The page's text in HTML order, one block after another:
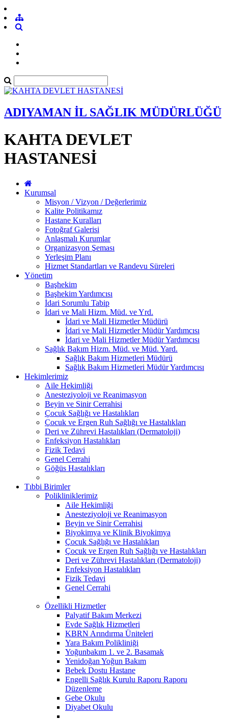
ADIYAMAN İL SAĞLIK MÜDÜRLÜĞÜ
KAHTA DEVLET
HASTANESİ
Kurumsal
Misyon / Vizyon / Değerlerimiz
Kalite Politikamız
Hastane Kuralları
Fotoğraf Galerisi
Anlaşmalı Kurumlar
Organizasyon Şeması
Yerleşim Planı
Hizmet Standartları ve Randevu Süreleri
Yönetim
Başhekim
Başhekim Yardımcısı
İdari Sorumlu Tabip
İdari ve Mali Hizm. Müd. ve Yrd.
İdari ve Mali Hizmetler Müdürü
İdari ve Mali Hizmetler Müdür Yardımcısı
İdari ve Mali Hizmetler Müdür Yardımcısı
Sağlık Bakım Hizm. Müd. ve Müd. Yard.
Sağlık Bakım Hizmetleri Müdürü
Sağlık Bakım Hizmetleri Müdür Yardımcısı
Hekimlerimiz
Aile Hekimliği
Anesteziyoloji ve Reanimasyon
Beyin ve Sinir Cerrahisi
Çocuk Sağlığı ve Hastalıkları
Çocuk ve Ergen Ruh Sağlığı ve Hastalıkları
Deri ve Zührevi Hastalıkları (Dermatoloji)
Enfeksiyon Hastalıkları
Fizik Tedavi
Genel Cerrahi
Göğüs Hastalıkları
Tıbbi Birimler
Polikliniklerimiz
Aile Hekimliği
Anesteziyoloji ve Reanimasyon
Beyin ve Sinir Cerrahisi
Biyokimya ve Klinik Biyokimya
Çocuk Sağlığı ve Hastalıkları
Çocuk ve Ergen Ruh Sağlığı ve Hastalıkları
Deri ve Zührevi Hastalıkları (Dermatoloji)
Enfeksiyon Hastalıkları
Fizik Tedavi
Genel Cerrahi
Özellikli Hizmetler
Palyatif Bakım Merkezi
Evde Sağlık Hizmetleri
KBRN Arındırma Üniteleri
Yara Bakım Polikliniği
Yoğunbakım 1. ve 2. Basamak
Yenidoğan Yoğun Bakım
Bebek Dostu Hastane
Engelli Sağlık Kurulu Raporu Raporu
Düzenleme
Gebe Okulu
Diyabet Okulu